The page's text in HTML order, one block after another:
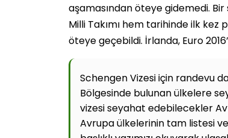
aşamasından öteye gidemedi.
Milli Takımı hem tarihinde ilk
öteye geçebildi. İrlanda, Euro
Schengen Vizesi için randevu
Bölgesinde bulunan ülkelere
vizesi seyahat edebilecekler
Avrupa ülkelerinin tam listesi